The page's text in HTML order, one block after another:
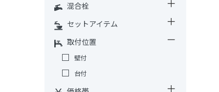
混合栓
セットアイテム
取付位置
壁付
台付